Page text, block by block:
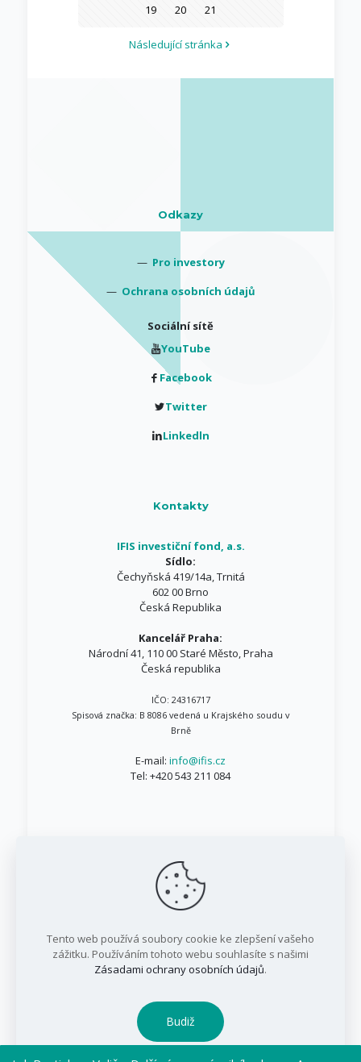
19
20 21
Následující stránka
Odkazy
— Pro investory
— Ochrana osobních údajů
Sociální sítě
YouTube
Facebook
Twitter
Linkedln
Kontakty
IFIS investiční fond, a.s.
Sídlo:
Čechyňská 419/14a, Trnitá
602 00 Brno
Česká Republika
Kancelář Praha:
Národní 41, 110 00 Staré Město, Praha
Česká republika
IČO: 24316717
Spisová značka: B 8086 vedená u Krajského soudu v
Brně
E-mail: info@ifis.cz
Tel: +420 543 211 084
/ IFIS investiční fond, a.s.
Tento web používá soubory cookie ke zlepšení vašeho
zážitku. Používáním tohoto webu souhlasíte s našimi
Zásadami ochrany osobních údajů.
Budiž